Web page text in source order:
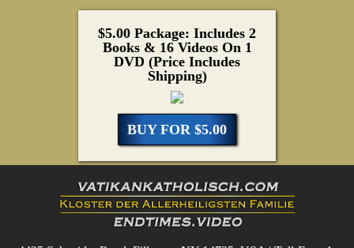
$5.00 Package: Includes 2
Books & 16 Videos On 1
DVD (Price Includes
Shipping)
BUY FOR $5.00